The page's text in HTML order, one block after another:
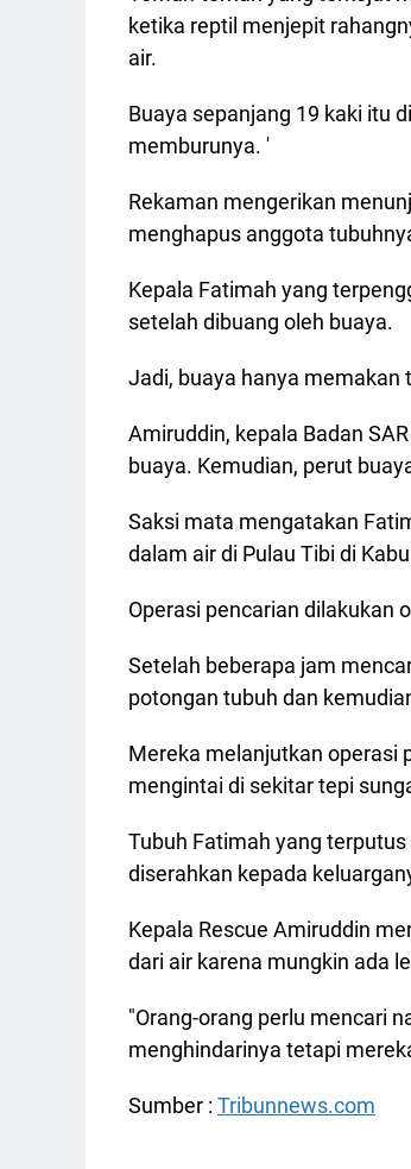
ketika reptil menjepit
air.
Buaya sepanjang 19 kaki itu
memburunya. '
Rekaman mengerikan
menghapus anggota
Kepala Fatimah yang
setelah dibuang oleh buaya.
Jadi, buaya hanya memakan
Amiruddin, kepala Badan
buaya. Kemudian, perut
Saksi mata mengatakan
dalam air di Pulau Tibi di
Operasi pencarian dilakukan
Setelah beberapa jam
potongan tubuh dan
Mereka melanjutkan operasi
mengintai di sekitar tepi
Tubuh Fatimah yang
diserahkan kepada
Kepala Rescue Amiruddin
dari air karena mungkin ada
"Orang-orang perlu mencari
menghindarinya tetapi
Sumber : Tribunnews.com